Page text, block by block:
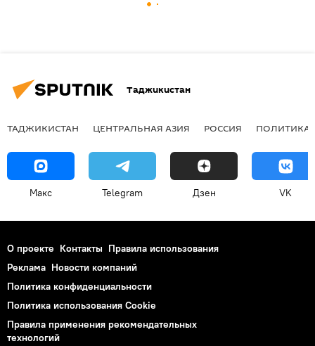
Таджикистан
ТАДЖИКИСТАН ЦЕНТРАЛЬНАЯ АЗИЯ РОССИЯ ПОЛИТИКА
Макс Telegram Дзен VK
О проекте Контакты Правила использования
Реклама Новости компаний
Политика конфиденциальности
Политика использования Cookie
Правила применения рекомендательных
технологий